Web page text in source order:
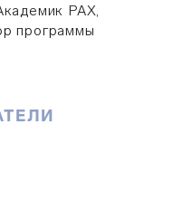
РАХ,
программы